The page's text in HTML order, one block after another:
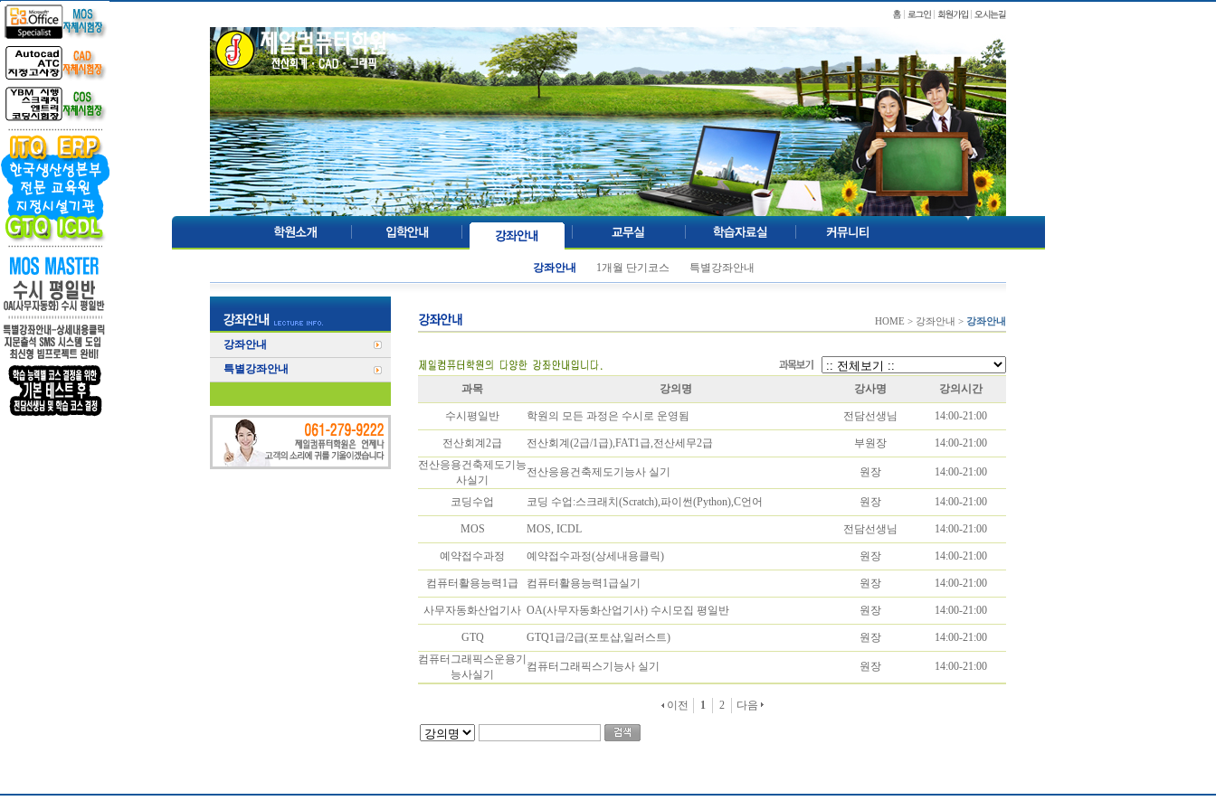
강좌안내 1개월 단기코스 특별강좌안내
강좌안내
특별강좌안내
HOME > 강좌안내 > 강좌안내
과목 강의명 강사명 강의시간
수시평일반 학원의 모든 과정은 수시로 운영됨 전담선생님 14:00-21:00
전산회계2급 전산회계(2급/1급),FAT1급,전산세무2급 부원장
14:00-21:00
전산응용건축제도기능
사실기
전산응용건축제도기능사 실기 원장 14:00-21:00
코딩수업 코딩 수업:스크래치(Scratch),파이썬(Python),C언어 원장 14:00-21:00
MOS MOS, ICDL 전담선생님 14:00-21:00
예약접수과정 예약접수과정(상세내용클릭) 원장 14:00-21:00
컴퓨터활용능력1급 컴퓨터활용능력1급실기 원장 14:00-21:00
사무자동화산업기사 OA(사무자동화산업기사) 수시모집 평일반 원장 14:00-21:00
GTQ GTQ1급/2급(포토샵,일러스트) 원장
14:00-21:00
컴퓨터그래픽스운용기
능사실기
컴퓨터그래픽스기능사 실기 원장 14:00-21:00
이전 1 2 다음